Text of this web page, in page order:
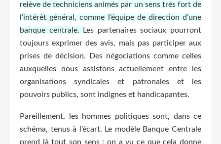
relève de techniciens animés par un sens très fort de
l’intérêt général, comme l’équipe de direction d’une
banque centrale.
Les partenaires sociaux pourront
toujours exprimer des avis, mais pas participer aux
prises de décision. Des négociations comme celles
auxquelles nous assistons actuellement entre les
organisations syndicales et patronales et les
pouvoirs publics, sont indignes et handicapantes.
Pareillement, les hommes politiques sont, dans ce
schéma, tenus à l’écart. Le modèle Banque Centrale
prend là tout son sens : on a vu ce que cela donne